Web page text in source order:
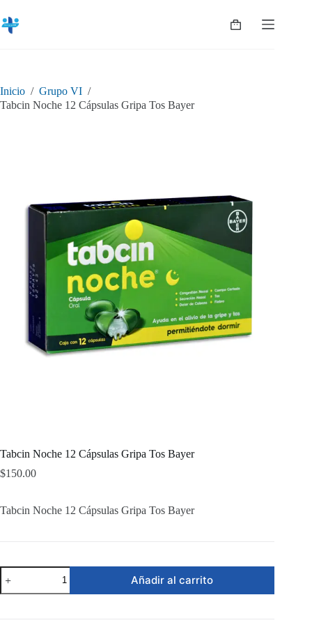
al
contenido
Shopping
Inicio / Grupo VI /
Tabcin Noche 12 Cápsulas Gripa Tos Bayer
Tabcin Noche 12 Cápsulas Gripa Tos Bayer
$150.00
Tabcin Noche 12 Cápsulas Gripa Tos Bayer
Tabcin
Noche
12
Añadir al carrito